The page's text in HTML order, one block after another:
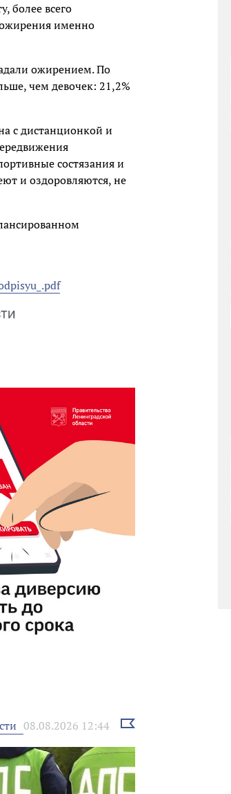
более всего
именно
ожирением. По
чем девочек: 21,2%
с дистанционкой и
состязания и
и оздоровляются, не
08.08.2026 12:44
Выбрать